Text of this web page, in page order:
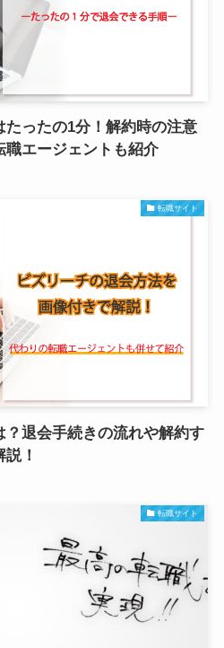
ったの1分！解約時の注意
エージェントも紹介
転職サイト
？退会手続きの流れや解約す
！
転職サイト